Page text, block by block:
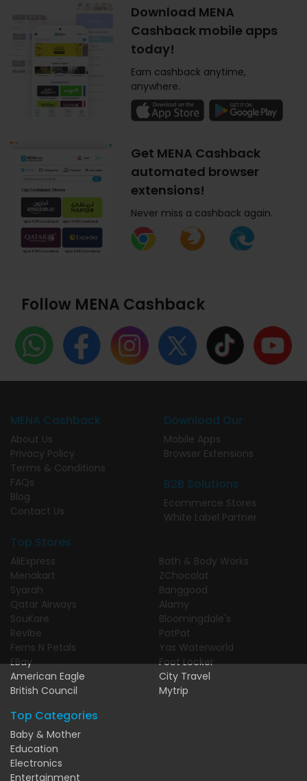
Download MENA
Cashback mobile apps
today!
Earn cashback anytime,
anywhere.
Get MENA Cashback
automated browser
extensions!
Never miss a cashback again.
Follow MENA Cashback
MENA Cashback
About Us
Privacy Policy
Terms & Conditions
FAQs
Blog
Contact Us
Download Our
Mobile Apps
Browser Extensions
B2B Solutions
Ecommerce Stores
White Label Partner
Top Stores
AliExpress
Menakart
Syarah
Qatar Airways
SouKare
Revibe
Ferns N Petals
EBay
American Eagle
British Council
Bath & Body Works
ZChocolat
Banggood
Alamy
Bloomingdale's
PatPat
Yas Waterworld
Foot Locker
City Travel
Mytrip
Top Categories
Baby & Mother
Education
Electronics
Entertainment